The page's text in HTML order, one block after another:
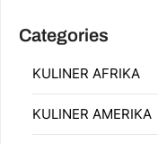
Categories
KULINER AFRIKA
KULINER AMERIKA